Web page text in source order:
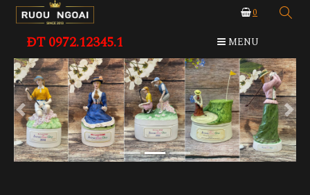
0
ĐT 0972.12345.1 MENU
Previous Next